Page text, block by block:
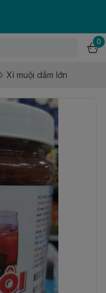
0
Xí muội dầm lớn